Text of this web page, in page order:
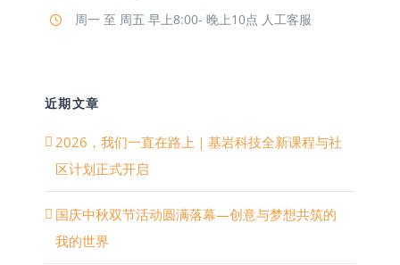
周一 至 周五 早上8:00- 晚上10点 人工客服
近期文章
2026，我们一直在路上｜基岩科技全新课程与社
区计划正式开启
国庆中秋双节活动圆满落幕—创意与梦想共筑的
我的世界